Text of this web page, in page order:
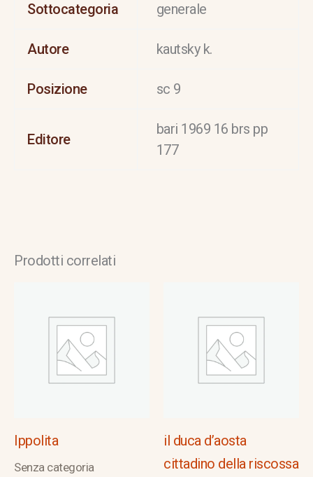
Sottocategoria generale
Autore kautsky k.
Posizione sc 9
Editore
bari 1969 16 brs pp
177
Prodotti correlati
Ippolita
Senza categoria
il duca d’aosta
cittadino della riscossa